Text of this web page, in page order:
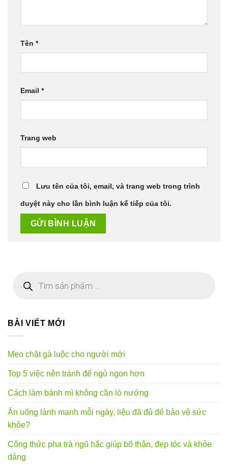
Tên *
Email *
Trang web
Lưu tên của tôi, email, và trang web trong trình
duyệt này cho lần bình luận kế tiếp của tôi.
kiếm
BÀI VIẾT MỚI
Mẹo chặt gà luộc cho người mới
Top 5 việc nên tránh để ngủ ngon hơn
Cách làm bánh mì không cần lò nướng
Ăn uống lành mạnh mỗi ngày, liệu đã đủ để bảo vệ sức
khỏe?
Công thức pha trà ngũ hắc giúp bổ thận, đẹp tóc và khỏe
dáng